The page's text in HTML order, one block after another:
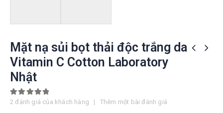
Mặt nạ sủi bọt thải độc trắng da
Vitamin C Cotton Laboratory
Nhật
5.00out of 5
2 đánh giá của khách hàng | Thêm một bài đánh giá